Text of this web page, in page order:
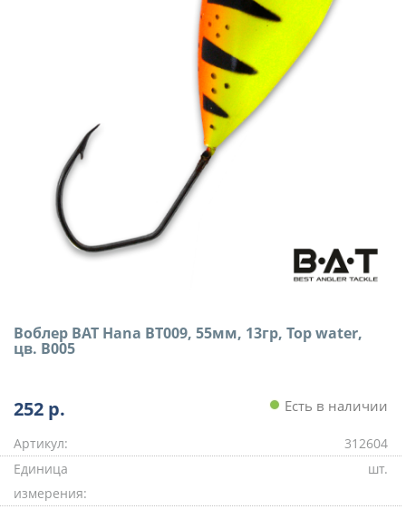
Воблер BAT Hana BT009, 55мм, 13гр, Top water,
цв. B005
252 р. Есть в наличии
Артикул:
312604
Единица
измерения:
шт.